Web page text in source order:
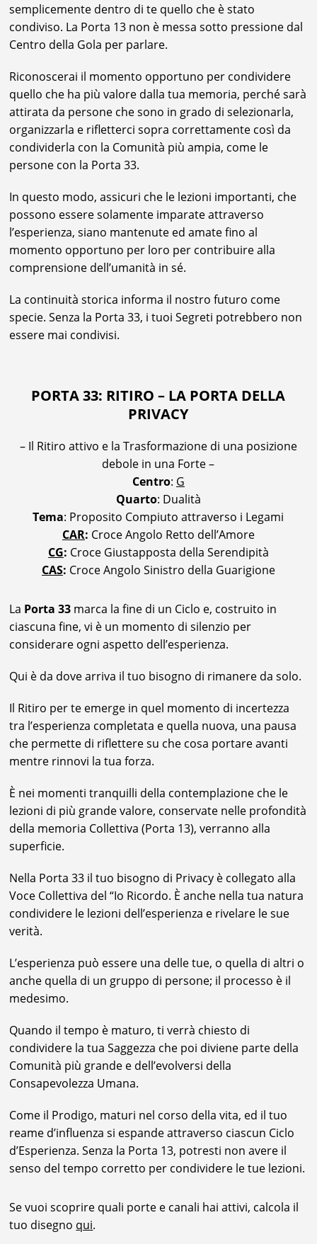
semplicemente dentro di te quello che è stato
condiviso. La Porta 13 non è messa sotto pressione dal
Centro della Gola per parlare.
Riconoscerai il momento opportuno per condividere
quello che ha più valore dalla tua memoria, perché sarà
attirata da persone che sono in grado di selezionarla,
organizzarla e rifletterci sopra correttamente così da
condividerla con la Comunità più ampia, come le
persone con la Porta 33.
In questo modo, assicuri che le lezioni importanti, che
possono essere solamente imparate attraverso
l’esperienza, siano mantenute ed amate fino al
momento opportuno per loro per contribuire alla
comprensione dell’umanità in sé.
La continuità storica informa il nostro futuro come
specie. Senza la Porta 33, i tuoi Segreti potrebbero non
essere mai condivisi.
PORTA 33: RITIRO – LA PORTA DELLA
PRIVACY
– Il Ritiro attivo e la Trasformazione di una posizione
debole in una Forte –
Centro: G
Quarto: Dualità
Tema: Proposito Compiuto attraverso i Legami
CAR: Croce Angolo Retto dell’Amore
CG: Croce Giustapposta della Serendipità
CAS: Croce Angolo Sinistro della Guarigione
La Porta 33 marca la fine di un Ciclo e, costruito in
ciascuna fine, vi è un momento di silenzio per
considerare ogni aspetto dell’esperienza.
Qui è da dove arriva il tuo bisogno di rimanere da solo.
Il Ritiro per te emerge in quel momento di incertezza
tra l’esperienza completata e quella nuova, una pausa
che permette di riflettere su che cosa portare avanti
mentre rinnovi la tua forza.
È nei momenti tranquilli della contemplazione che le
lezioni di più grande valore, conservate nelle profondità
della memoria Collettiva (Porta 13), verranno alla
superficie.
Nella Porta 33 il tuo bisogno di Privacy è collegato alla
Voce Collettiva del “Io Ricordo. È anche nella tua natura
condividere le lezioni dell’esperienza e rivelare le sue
verità.
L’esperienza può essere una delle tue, o quella di altri o
anche quella di un gruppo di persone; il processo è il
medesimo.
Quando il tempo è maturo, ti verrà chiesto di
condividere la tua Saggezza che poi diviene parte della
Comunità più grande e dell’evolversi della
Consapevolezza Umana.
Come il Prodigo, maturi nel corso della vita, ed il tuo
reame d’influenza si espande attraverso ciascun Ciclo
d’Esperienza. Senza la Porta 13, potresti non avere il
senso del tempo corretto per condividere le tue lezioni.
Se vuoi scoprire quali porte e canali hai attivi, calcola il
tuo disegno qui.